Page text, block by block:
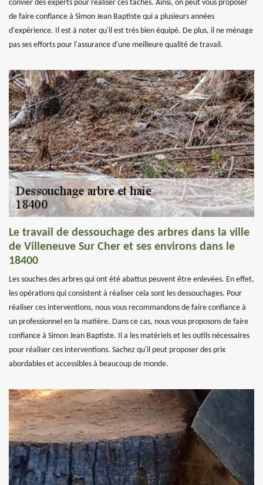
convier des experts pour réaliser ces tâches. Ainsi, on peut vous proposer
de faire confiance à Simon Jean Baptiste qui a plusieurs années
d'expérience. Il est à noter qu'il est très bien équipé. De plus, il ne ménage
pas ses efforts pour l'assurance d'une meilleure qualité de travail.
Le travail de dessouchage des arbres dans la ville
de Villeneuve Sur Cher et ses environs dans le
18400
Les souches des arbres qui ont été abattus peuvent être enlevées. En effet,
les opérations qui consistent à réaliser cela sont les dessouchages. Pour
réaliser ces interventions, nous vous recommandons de faire confiance à
un professionnel en la matière. Dans ce cas, nous vous proposons de faire
confiance à Simon Jean Baptiste. Il a les matériels et les outils nécessaires
pour réaliser ces interventions. Sachez qu'il peut proposer des prix
abordables et accessibles à beaucoup de monde.